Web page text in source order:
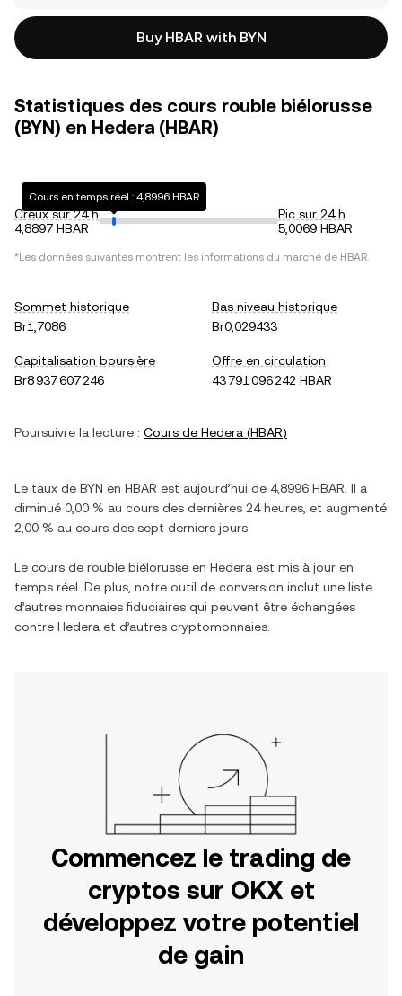
Buy HBAR with BYN
Statistiques des cours rouble biélorusse
(BYN) en Hedera (HBAR)
Creux sur 24 h
4,8897 HBAR
Cours en temps réel : 4,8996 HBAR
Pic sur 24 h
5,0069 HBAR
*Les données suivantes montrent les informations du marché de HBAR.
Sommet historique
Br1,7086
Bas niveau historique
Br0,029433
Capitalisation boursière
Br8 937 607 246
Offre en circulation
43 791 096 242 HBAR
Poursuivre la lecture : Cours de Hedera (HBAR)
Le taux de BYN en HBAR est aujourd’hui de 4,8996 HBAR . Il a
diminué 0,00 % au cours des dernières 24 heures, et augmenté
2,00 % au cours des sept derniers jours.
Le cours de rouble biélorusse en Hedera est mis à jour en
temps réel. De plus, notre outil de conversion inclut une liste
d’autres monnaies fiduciaires qui peuvent être échangées
contre Hedera et d’autres cryptomonnaies.
Commencez le trading de
cryptos sur OKX et
développez votre potentiel
de gain